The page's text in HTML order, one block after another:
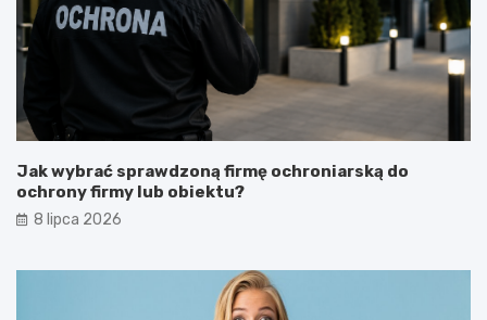
Jak wybrać sprawdzoną firmę ochroniarską do
ochrony firmy lub obiektu?
8 lipca 2026